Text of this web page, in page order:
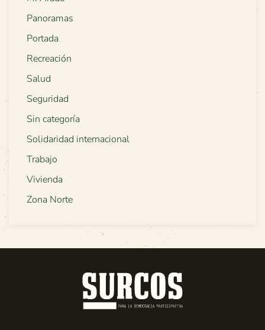
Panoramas
Portada
Recreación
Salud
Seguridad
Sin categoría
Solidaridad internacional
Trabajo
Vivienda
Zona Norte